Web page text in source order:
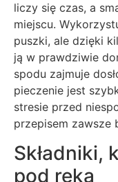
liczy się czas, a
miejscu.
puszki, ale dzięki
ją w prawdziwie
spodu zajmuje
pieczenie jest
stresie przed
przepisem zawsze
Składniki,
pod ręką